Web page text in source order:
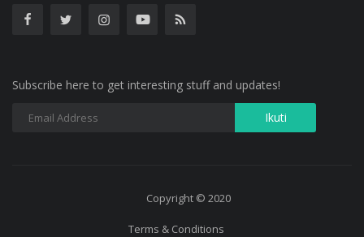
Subscribe here to get interesting stuff and updates!
Copyright © 2020
Terms & Conditions